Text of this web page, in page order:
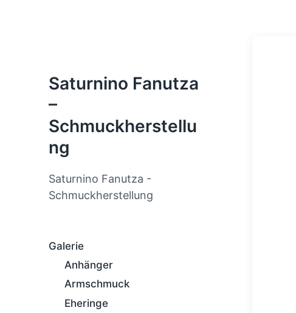
Saturnino Fanutza
–
Schmuckherstellu
ng
Saturnino Fanutza -
Schmuckherstellung
Galerie
Anhänger
Armschmuck
Eheringe